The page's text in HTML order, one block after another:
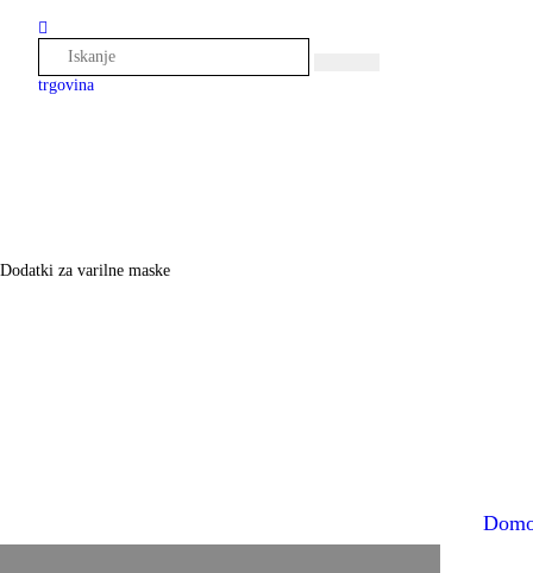
trgovina
Dodatki za varilne maske